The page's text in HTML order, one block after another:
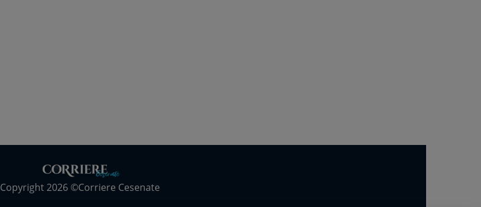
Copyright 2026 ©Corriere Cesenate